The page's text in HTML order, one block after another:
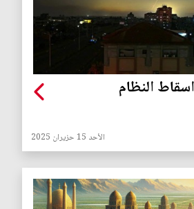
النظام
الأحد 15 حزيران 2025